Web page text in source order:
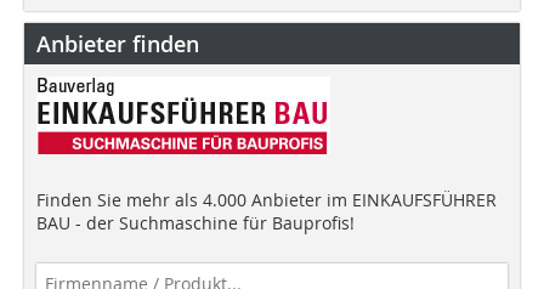
Anbieter finden
Finden Sie mehr als 4.000 Anbieter im EINKAUFSFÜHRER
BAU - der Suchmaschine für Bauprofis!